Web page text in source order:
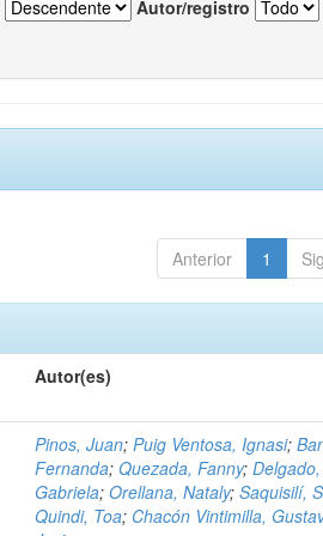
Autor/registro
Anterior 1
Autor(es)
Pinos, Juan;Puig Ventosa, Ignasi;
Fernanda;Quezada, Fanny;Delgado,
Gabriela;Orellana, Nataly;Saquisilí,
Quindi, Toa; Chacón Vintimilla,